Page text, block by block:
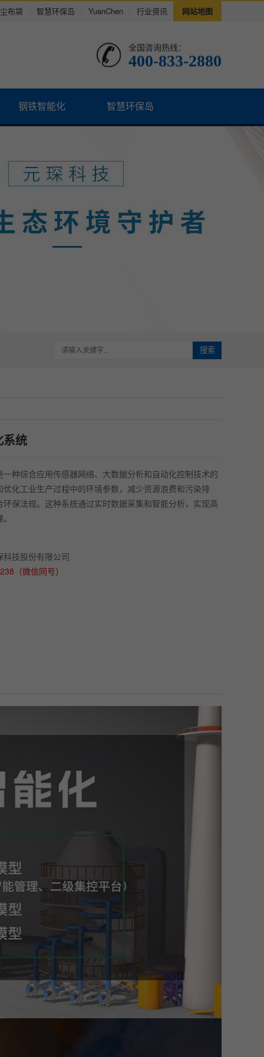
布袋 智慧环保岛 YuanChen 行业资讯 网站地图
全国咨询热线：
400-833-2880
钢铁智能化 智慧环保岛
搜索
系统
种综合应用传感器网络、大数据分析和自动化控制技术的
化工业生产过程中的环境参数，减少资源浪费和污染排
保法规。这种系统通过实时数据采集和智能分析，实现高
科技股份有限公司
（微信同号）